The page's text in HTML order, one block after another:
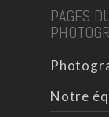
PAGES
Notre